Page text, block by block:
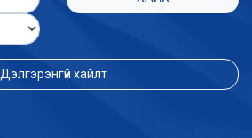
Дэлгэрэнгүй хайлт